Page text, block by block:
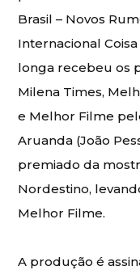
Brasil – Novos
Internacional
longa recebeu os
Milena Times,
e Melhor Filme
Aruanda (João
premiado da
Nordestino,
Melhor Filme.
A produção é